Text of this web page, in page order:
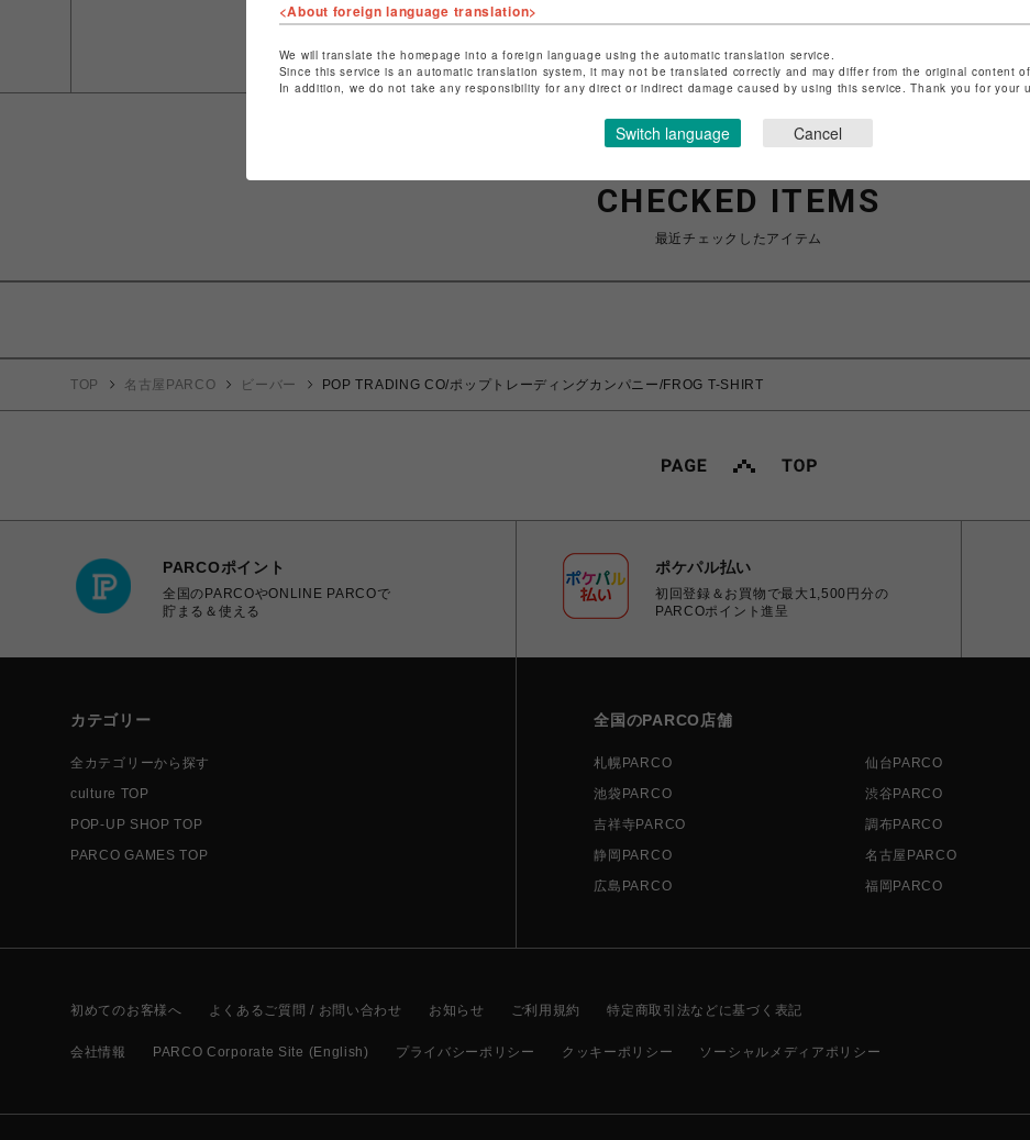
ショップお問い合わせはこちら
CHECKED ITEMS
最近チェックしたアイテム
TOP 名古屋PARCO ビーバー POP TRADING CO/ポップトレーディングカンパニー/FROG T-SHIRT
PARCOポイント
全国のPARCOやONLINE PARCOで
貯まる＆使える
ポケパル払い
初回登録＆お買物で最大1,500円分の
PARCOポイント進呈
カテゴリー
全カテゴリーから探す
culture TOP
POP-UP SHOP TOP
PARCO GAMES TOP
全国のPARCO店舗
札幌PARCO 仙台PARCO
池袋PARCO
渋谷PARCO
吉祥寺PARCO
調布PARCO
静岡PARCO
名古屋PARCO
広島PARCO
福岡PARCO
初めてのお客様へ よくあるご質問 / お問い合わせ お知らせ ご利用規約 特定商取引法などに基づく表記
会社情報 PARCO Corporate Site (English) プライバシーポリシー クッキーポリシー ソーシャルメディアポリシー
<About foreign language translation>
We will translate the homepage into a foreign language using the automatic translation service.
Since this service is an automatic translation system, it may not be translated correctly and may differ from the original content
In addition, we do not take any responsibility for any direct or indirect damage caused by using this service. Thank you for your
Switch language Cancel